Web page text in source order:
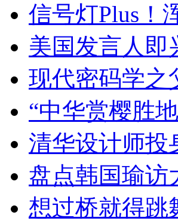
信号灯Plus！
美国发言人即
现代密码学
“中华赏樱胜
清华设计师投
盘点韩国瑜访
想过桥就得跳